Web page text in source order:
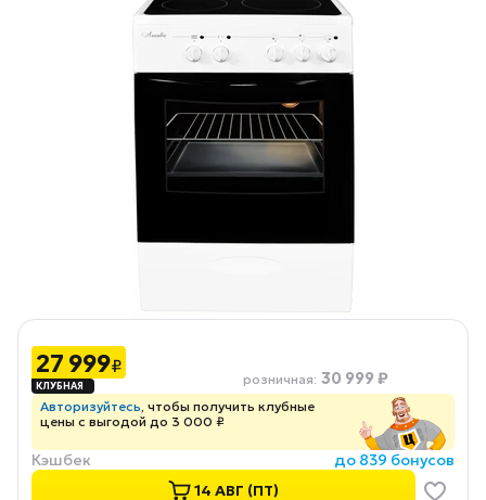
27 999₽
розничная: 30 999 ₽
Авторизуйтесь, чтобы получить клубные
цены с выгодой до 3 000 ₽
Кэшбек
до 839 бонусов
14 АВГ (ПТ)